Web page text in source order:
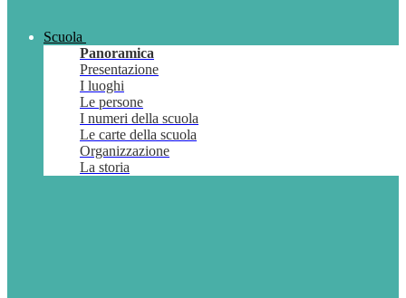
Scuola
Panoramica
Presentazione
I luoghi
Le persone
I numeri della scuola
Le carte della scuola
Organizzazione
La storia